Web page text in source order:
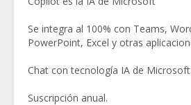
Se integra al 100% con Teams,
PowerPoint, Excel y otras
Chat con tecnología IA de Microsoft.
Suscripción anual.